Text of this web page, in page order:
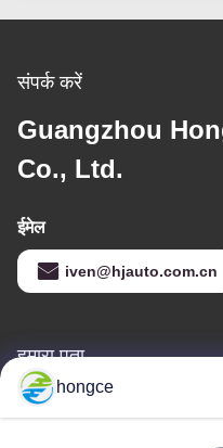
संपर्क करें
Guangzhou
Co., Ltd.
ईमेल
iven@hjauto.com.cn
हमारा पता
पता :
hongce